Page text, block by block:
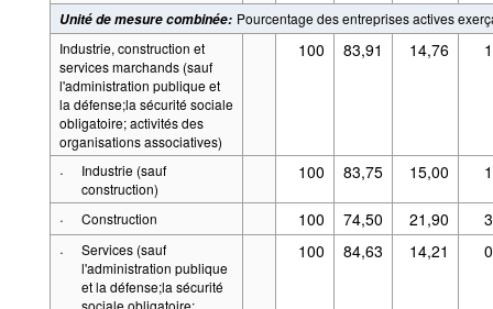
Unité de mesure combinée: Pourcentage des entreprises actives
Industrie, construction et
services marchands (sauf
l'administration publique et
la défense;la sécurité sociale
obligatoire; activités des
organisations associatives)
100 83,91 14,76
·
Industrie (sauf
construction)
100 83,75 15,00
· Construction 100 74,50 21,90
·
Services (sauf
l'administration publique
et la défense;la sécurité
sociale obligatoire;
100 84,63 14,21